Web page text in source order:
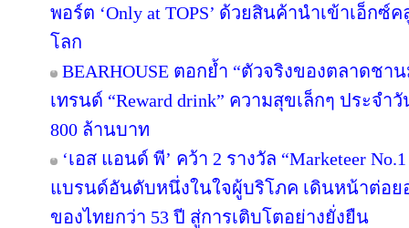
พอร์ต ‘Only at TOPS’ ด้วยสินค้านำเข้าเอ็ก
โลก
BEARHOUSE ตอกย้ำ “ตัวจริงของตลาดชา
เทรนด์ “Reward drink” ความสุขเล็กๆ ประจำ
800 ล้านบาท
‘เอส แอนด์ พี’ คว้า 2 รางวัล “Marketeer
แบรนด์อันดับหนึ่งในใจผู้บริโภค เดินหน้าต่อย
ของไทยกว่า 53 ปี สู่การเติบโตอย่างยั่งยืน